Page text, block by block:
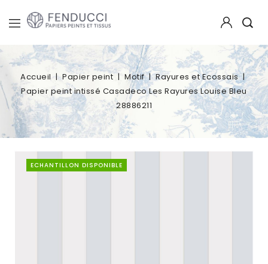
Accueil Papier peint Motif
Rayures et Ecossais
Papier peint intissé Casadeco Les Rayures Louise Bleu
28886211
ECHANTILLON DISPONIBLE